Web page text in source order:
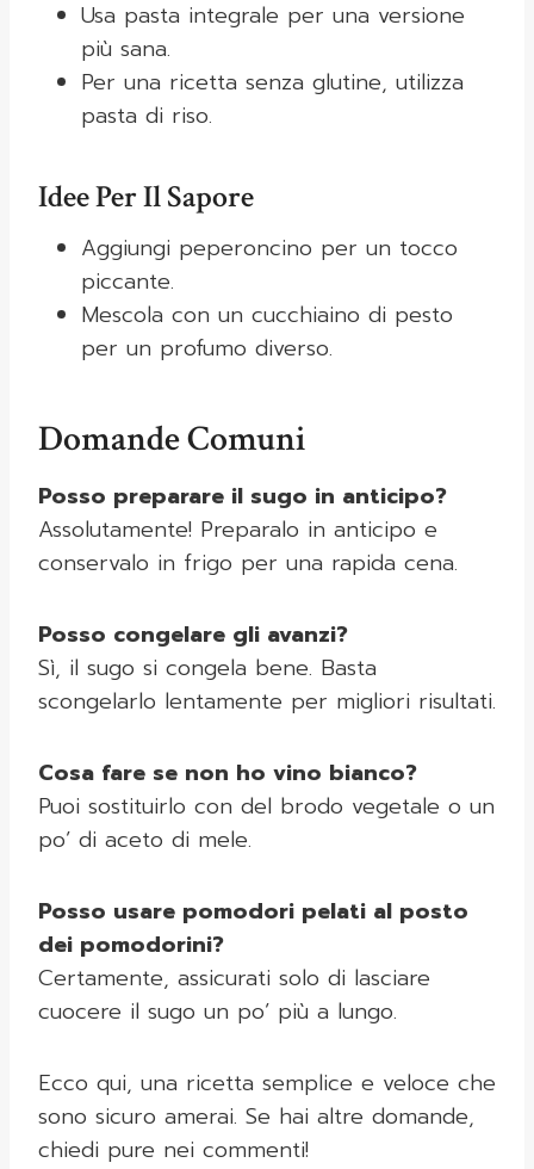
Usa pasta integrale per una versione
più sana.
Per una ricetta senza glutine, utilizza
pasta di riso.
Idee Per Il Sapore
Aggiungi peperoncino per un tocco
piccante.
Mescola con un cucchiaino di pesto
per un profumo diverso.
Domande Comuni
Posso preparare il sugo in anticipo?
Assolutamente! Preparalo in anticipo e
conservalo in frigo per una rapida cena.
Posso congelare gli avanzi?
Sì, il sugo si congela bene. Basta
scongelarlo lentamente per migliori risultati.
Cosa fare se non ho vino bianco?
Puoi sostituirlo con del brodo vegetale o un
po’ di aceto di mele.
Posso usare pomodori pelati al posto
dei pomodorini?
Certamente, assicurati solo di lasciare
cuocere il sugo un po’ più a lungo.
Ecco qui, una ricetta semplice e veloce che
sono sicuro amerai. Se hai altre domande,
chiedi pure nei commenti!